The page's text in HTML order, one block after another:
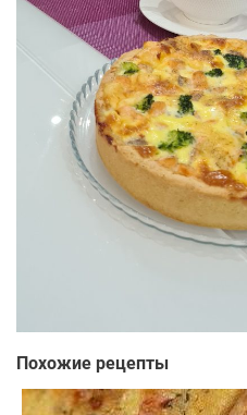
Похожие рецепты